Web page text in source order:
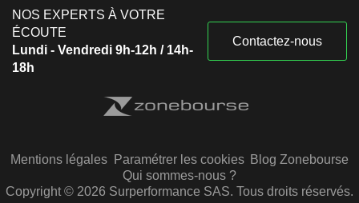
NOS EXPERTS À VOTRE
ÉCOUTE
Lundi - Vendredi 9h-12h / 14h-
18h
Contactez-nous
Mentions légales Paramétrer les cookies Blog Zonebourse
Qui sommes-nous ?
Copyright © 2026 Surperformance SAS. Tous droits réservés.